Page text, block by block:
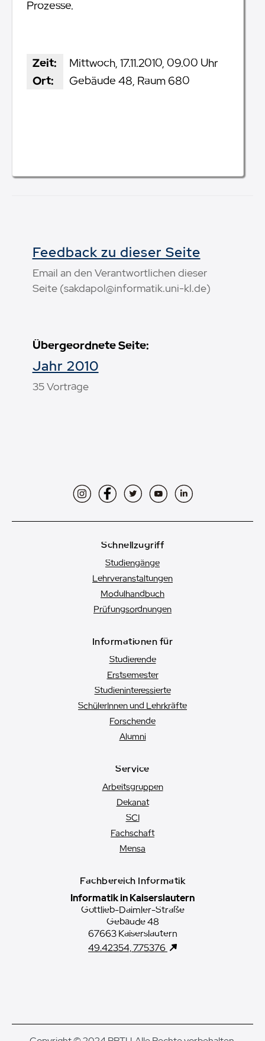
Prozesse.
Zeit:
Mittwoch, 17.11.2010, 09.00 Uhr
Ort:
Gebäude 48, Raum 680
Übergeordnete Seite:
Jahr 2010
35 Vorträge
Feedback zu dieser Seite
Email an den Verantwortlichen dieser
Seite (sakdapol@informatik.uni-kl.de)
InstagramFacebookTwitterYouTubeLinkedIn
Schnellzugriff
Studiengänge
Lehrveranstaltungen
Modulhandbuch
Prüfungsordnungen
Informationen für
Studierende
Erstsemester
Studien­interessierte
SchülerInnen und Lehrkräfte
Forschende
Alumni
Service
Arbeitsgruppen
Dekanat
SCI
Fachschaft
Mensa
Fachbereich Informatik
Informatik in Kaiserslautern
Gottlieb-Daimler-Straße
Gebäude 48
67663 Kaiserslautern
49.42354, 7.75376